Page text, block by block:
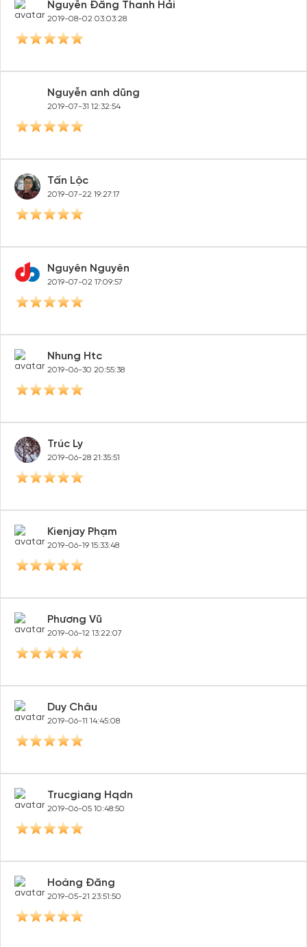
Nguyễn Đăng Thanh Hải
2019-08-02 03:03:28
Nguyễn anh dũng
2019-07-31 12:32:54
Tấn Lộc
2019-07-22 19:27:17
Nguyên Nguyên
2019-07-02 17:09:57
Nhung Htc
2019-06-30 20:55:38
Trúc Ly
2019-06-28 21:35:51
Kienjay Phạm
2019-06-19 15:33:48
Phương Vũ
2019-06-12 13:22:07
Duy Châu
2019-06-11 14:45:08
Trucgiang Hqdn
2019-06-05 10:48:50
Hoàng Đăng
2019-05-21 23:51:50